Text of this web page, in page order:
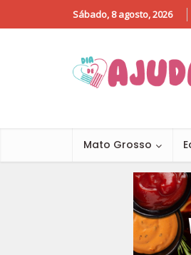
Sábado, 8 agosto, 2026
Mato Grosso